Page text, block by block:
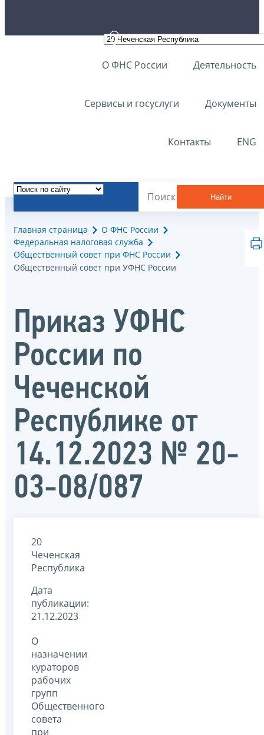
О ФНС России Деятельность
Сервисы и госуслуги Документы
Контакты ENG
Найти
Главная страница
О ФНС России
Федеральная налоговая служба
Общественный совет при ФНС России
Общественный совет при УФНС России
Приказ УФНС
России по
Чеченской
Республике от
14.12.2023 № 20-
03-08/087
20
Чеченская
Республика
Дата
публикации:
21.12.2023
О
назначении
кураторов
рабочих
групп
Общественного
совета
при